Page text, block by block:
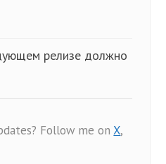
релизе должно
Follow me onX,